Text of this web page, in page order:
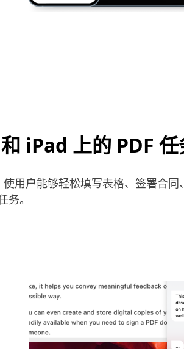
iPad 上的 PDF 任
用户能够轻松填写表格、签署合同
务。